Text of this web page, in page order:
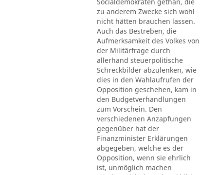
Socialdemokraten gethan, die
zu anderem Zwecke sich wohl
nicht hätten brauchen lassen.
Auch das Bestreben, die
Aufmerksamkeit des Volkes von
der Militärfrage durch
allerhand steuerpolitische
Schreckbilder abzulenken, wie
dies in den Wahlaufrufen der
Opposition geschehen, kam in
den Budgetverhandlungen
zum Vorschein. Den
verschiedenen Anzapfungen
gegenüber hat der
Finanzminister Erklärungen
abgegeben, welche es der
Opposition, wenn sie ehrlich
ist, unmöglich machen